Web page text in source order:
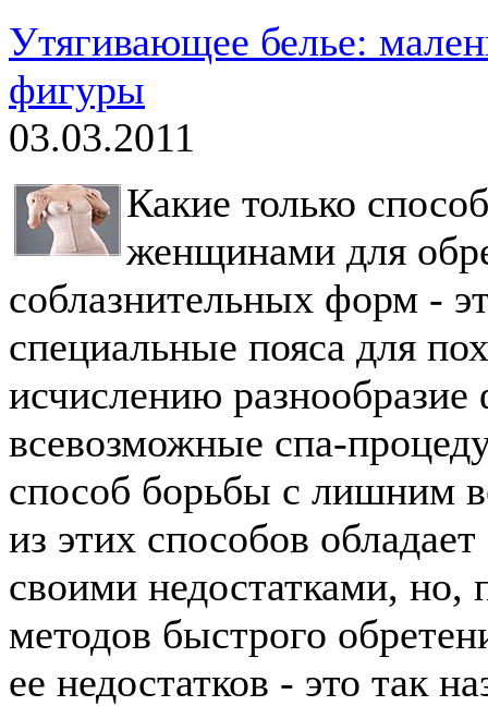
Утягивающее белье:
фигуры
03.03.2011
Какие только
женщинами для
соблазнительных форм -
специальные пояса для
исчислению
всевозможные спа-
способ борьбы с лишним
из этих способов
своими недостатками,
методов быстрого
ее недостатков - это так